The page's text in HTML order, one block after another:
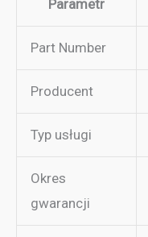
Parametr
Part Number
Producent
Typ usługi
Okres
gwarancji